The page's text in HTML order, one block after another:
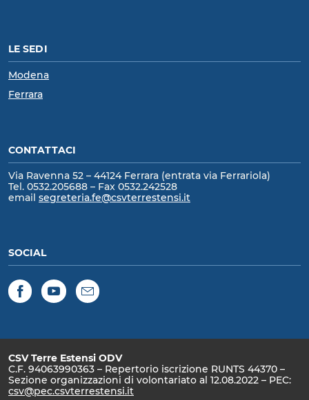
LE SEDI
Modena
Ferrara
CONTATTACI
Via Ravenna 52 – 44124 Ferrara (entrata via Ferrariola)
Tel. 0532.205688 – Fax 0532.242528
email segreteria.fe@csvterrestensi.it
SOCIAL
FacebookYouTube
CSV Terre Estensi ODV
C.F. 94063990363 – Repertorio iscrizione RUNTS 44370 –
Sezione organizzazioni di volontariato al 12.08.2022 – PEC:
csv@pec.csvterrestensi.it